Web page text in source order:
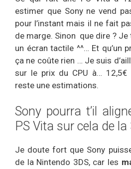
estimer que Sony ne vend
pour l’instant mais il ne fait
de marge. Sinon que dire ? Je
un écran tactile ^^… Et qu’un
ça ne coûte rien … Je suis
sur le prix du CPU à… 12,5€
reste une estimations.
Sony pourra t’il
PS Vita sur cela de la
Je doute fort que Sony
de la Nintendo 3DS, car les